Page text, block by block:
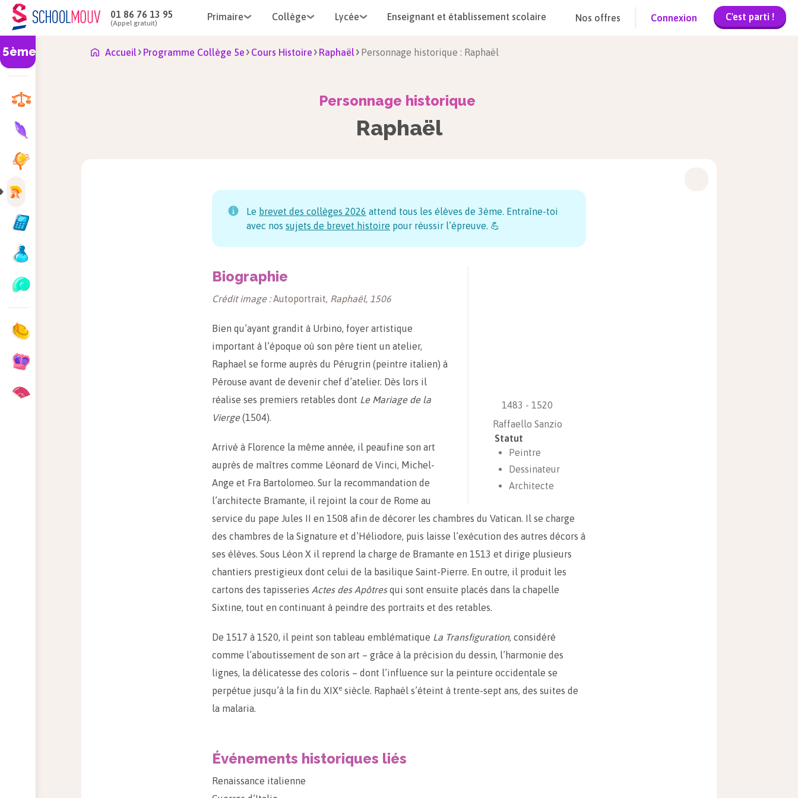
01 86 76 13 95
(Appel gratuit)
Primaire Collège Lycée Enseignant et établissement scolaire Nos offres Connexion C'est parti !
5ème Accueil Programme Collège 5e Cours Histoire Raphaël Personnage historique : Raphaël
Personnage historique
Raphaël
Le brevet des collèges 2026 attend tous les élèves de 3ème. Entraîne-toi
avec nos sujets de brevet histoire pour réussir l’épreuve. 💪
1483 - 1520
Raffaello Sanzio
Statut
Peintre
Dessinateur
Architecte
Biographie
Crédit image :Autoportrait, Raphaël, 1506
Bien qu’ayant grandit à Urbino, foyer artistique
important à l’époque où son père tient un atelier,
Raphael se forme auprès du Pérugrin (peintre italien) à
Pérouse avant de devenir chef d’atelier. Dès lors il
réalise ses premiers retables dont Le Mariage de la
Vierge(1504).
Arrivé à Florence la même année, il peaufine son art
auprès de maîtres comme Léonard de Vinci, Michel-
Ange et Fra Bartolomeo. Sur la recommandation de
l’architecte Bramante, il rejoint la cour de Rome au
service du pape Jules II en 1508 afin de décorer les chambres du Vatican. Il se charge
des chambres de la Signature et d’Héliodore, puis laisse l’exécution des autres décors à
ses élèves. Sous Léon X il reprend la charge de Bramante en 1513 et dirige plusieurs
chantiers prestigieux dont celui de la basilique Saint-Pierre. En outre, il produit les
cartons des tapisseries Actes des Apôtresqui sont ensuite placés dans la chapelle
Sixtine, tout en continuant à peindre des portraits et des retables.
De 1517 à 1520, il peint son tableau emblématique La Transfiguration, considéré
comme l’aboutissement de son art – grâce à la précision du dessin, l’harmonie des
lignes, la délicatesse des coloris – dont l’influence sur la peinture occidentale se
perpétue jusqu’à la fin du XIXe siècle. Raphaël s’éteint à trente-sept ans, des suites de
la malaria.
Événements historiques liés
Renaissance italienne